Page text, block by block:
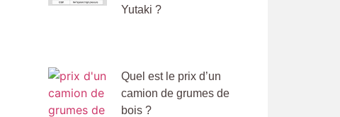
Yutaki ?
Quel est le prix d’un
camion de grumes de
bois ?